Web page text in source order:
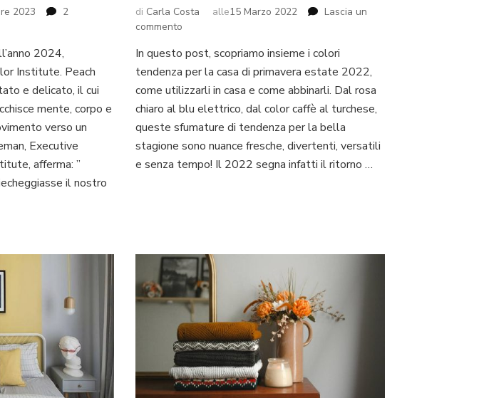
2023
2
2024,
Institute. Peach
e delicato, il cui
mente, corpo e
verso un
Executive
afferma: ”
il nostro
di Carla Costa alle15 Marzo 2022
Lascia un
commentosu
di
tendenza
per
casa
primavera
estate
2022
In questo post, scopriamo insieme i colori
tendenza per la casa di primavera estate 2022,
come utilizzarli in casa e come abbinarli. Dal rosa
chiaro al blu elettrico, dal color caffè al turchese,
queste sfumature di tendenza per la bella
stagione sono nuance fresche, divertenti, versatili
e senza tempo! Il 2022 segna infatti il ritorno …